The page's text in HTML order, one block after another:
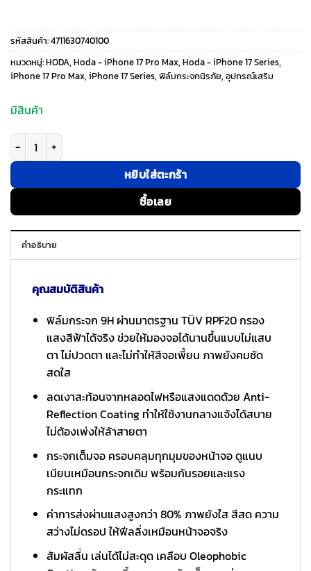
price
was:
price
is:
รหัสสินค้า:4711630740100
หมวดหมู่:HODA, Hoda - iPhone 17 Pro Max, Hoda - iPhone 17 Series,
iPhone 17 Pro Max, iPhone 17 Series, ฟิล์มกระจกนิรภัย, อุปกรณ์เสริม
มีสินค้า
จำนวน Hoda รุ่น Blue Light Filter (BLC) with Anti-Reflection (AR)
หยิบใส่ตะกร้า
ซื้อเลย
คำอธิบาย
คุณสมบัติสินค้า
ฟิล์มกระจก 9H ผ่านมาตรฐาน TÜV RPF20 กรอง
แสงสีฟ้าได้จริง ช่วยให้มองจอได้นานขึ้นแบบไม่แสบ
ตา ไม่ปวดตา และไม่ทำให้สีจอเพี้ยน ภาพยังคมชัด
สดใส
ลดเงาสะท้อนจากหลอดไฟหรือแสงแดดด้วย Anti-
Reflection Coating ทำให้ใช้งานกลางแจ้งได้สบาย
ไม่ต้องเพ่งให้ล้าสายตา
กระจกเต็มจอ ครอบคลุมทุกมุมของหน้าจอ ดูแนบ
เนียนเหมือนกระจกเดิม พร้อมกันรอยและแรง
กระแทก
ค่าการส่งผ่านแสงสูงกว่า 80% ภาพยังใส สีสด ความ
สว่างไม่ดรอป ให้ฟีลลิ่งเหมือนหน้าจอจริง
สัมผัสลื่น เล่นได้ไม่สะดุด เคลือบ Oleophobic